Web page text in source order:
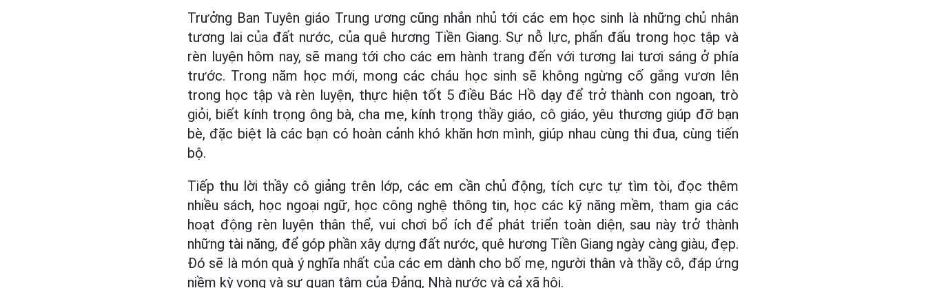
Trưởng Ban Tuyên giáo Trung ương cũng nhắn nhủ tới các em học sinh là những chủ nhân
tương lai của đất nước, của quê hương Tiền Giang. Sự nỗ lực, phấn đấu trong học tập và
rèn luyện hôm nay, sẽ mang tới cho các em hành trang đến với tương lai tươi sáng ở phía
trước. Trong năm học mới, mong các cháu học sinh sẽ không ngừng cố gắng vươn lên
trong học tập và rèn luyện, thực hiện tốt 5 điều Bác Hồ dạy để trở thành con ngoan, trò
giỏi, biết kính trọng ông bà, cha mẹ, kính trọng thầy giáo, cô giáo, yêu thương giúp đỡ bạn
bè, đặc biệt là các bạn có hoàn cảnh khó khăn hơn mình, giúp nhau cùng thi đua, cùng tiến
bộ.
Tiếp thu lời thầy cô giảng trên lớp, các em cần chủ động, tích cực tự tìm tòi, đọc thêm
nhiều sách, học ngoại ngữ, học công nghệ thông tin, học các kỹ năng mềm, tham gia các
hoạt động rèn luyện thân thể, vui chơi bổ ích để phát triển toàn diện, sau này trở thành
những tài năng, để góp phần xây dựng đất nước, quê hương Tiền Giang ngày càng giàu, đẹp.
Đó sẽ là món quà ý nghĩa nhất của các em dành cho bố mẹ, người thân và thầy cô, đáp ứng
niềm kỳ vọng và sự quan tâm của Đảng, Nhà nước và cả xã hội.